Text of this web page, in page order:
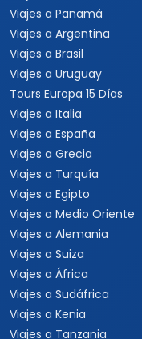
Viajes a Panamá
Viajes a Argentina
Viajes a Brasil
Viajes a Uruguay
Tours Europa 15 Días
Viajes a Italia
Viajes a España
Viajes a Grecia
Viajes a Turquía
Viajes a Egipto
Viajes a Medio Oriente
Viajes a Alemania
Viajes a Suiza
Viajes a África
Viajes a Sudáfrica
Viajes a Kenia
Viajes a Tanzania